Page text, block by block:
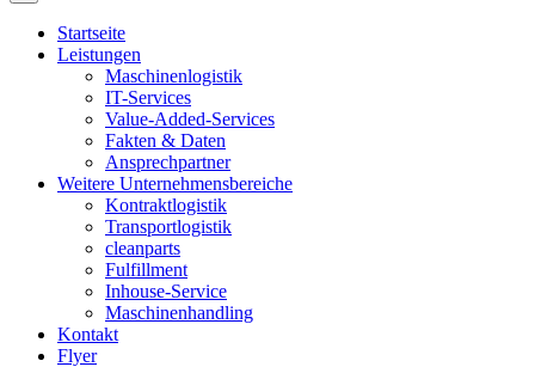
Startseite
Leistungen
Maschinenlogistik
IT-Services
Value-Added-Services
Fakten & Daten
Ansprechpartner
Weitere Unternehmensbereiche
Kontraktlogistik
Transportlogistik
cleanparts
Fulfillment
Inhouse-Service
Maschinenhandling
Kontakt
Flyer